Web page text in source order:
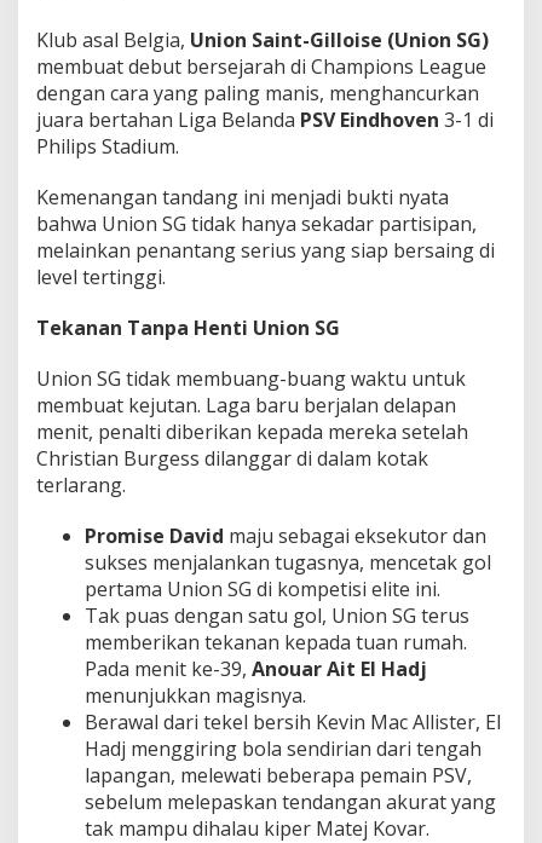
P
r
t
a
Klub asal Belgia, Union Saint-Gilloise (Union SG)
membuat debut bersejarah di Champions League
dengan cara yang paling manis, menghancurkan
juara bertahan Liga Belanda PSV Eindhoven 3-1 di
Philips Stadium.
Kemenangan tandang ini menjadi bukti nyata
bahwa Union SG tidak hanya sekadar partisipan,
melainkan penantang serius yang siap bersaing di
level tertinggi.
Tekanan Tanpa Henti Union SG
Union SG tidak membuang-buang waktu untuk
membuat kejutan. Laga baru berjalan delapan
menit, penalti diberikan kepada mereka setelah
Christian Burgess dilanggar di dalam kotak
terlarang.
Promise David maju sebagai eksekutor dan
sukses menjalankan tugasnya, mencetak gol
pertama Union SG di kompetisi elite ini.
Tak puas dengan satu gol, Union SG terus
memberikan tekanan kepada tuan rumah.
Pada menit ke-39, Anouar Ait El Hadj
menunjukkan magisnya.
Berawal dari tekel bersih Kevin Mac Allister, El
Hadj menggiring bola sendirian dari tengah
lapangan, melewati beberapa pemain PSV,
sebelum melepaskan tendangan akurat yang
tak mampu dihalau kiper Matej Kovar.